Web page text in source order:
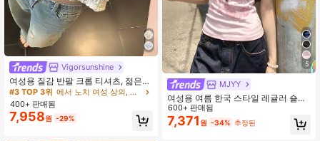
Vigorsunshine
여성용 질감 반팔 크롭 티셔츠, 젊은
여름 상의
#3 TOP 3위
에서 노치 여성 상의, 블라우스 & 티
높은 재방문 고객
#3 TOP 3위
에서 노치 여성 상의, 블라우스 & 티
높은 재방문 고객
#3 TOP 3위
에서 노치 여성 상의, 블라우스 & 티
높은 재방문 고객
#3 TOP 3위
높은 재방문 고객
400+ 판매됨
7,958원 -29%
5
MJYY
여성용 여름 한국 스타일 레귤러 숄더
섹시 아메리칸 프린트 핏팅 반팔 티셔
츠 탑 캐주얼 핑크
600+ 판매됨
7,371 원 -34% 추정된